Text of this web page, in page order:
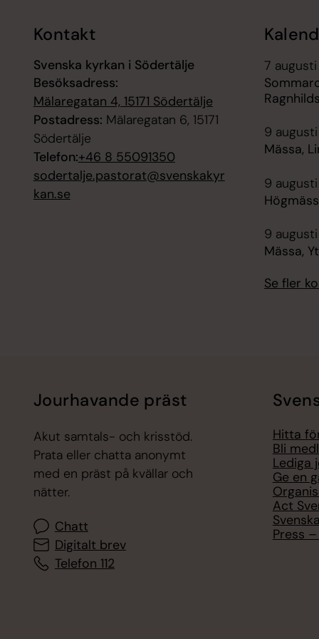
Kontakt
Svenska kyrkan i Södertälje
Besöksadress:
Mälaregatan 4, 15171 Södertälje
Postadress: Mälaregatan 6, 15171
Södertälje
Telefon:+46 8 55091350
sodertalje.pastorat@svenskakyr
kan.se
7 augusti
9 augusti
Mässa,
9 augusti
9 augusti
Mässa,
Se fler
Jourhavande präst
Akut samtals- och krisstöd.
Prata eller chatta anonymt
med en präst på kvällar och
nätter.
Chatt
Digitalt brev
Telefon 112
Hitta
Bli
Lediga
Ge en
Act
Press